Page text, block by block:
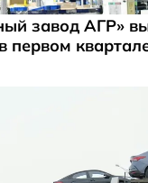
завод АГР»
первом